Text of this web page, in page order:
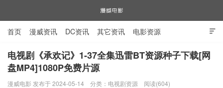
漫威电影

首页 漫威资讯 DC资讯 其它资讯 电影资源
电视剧资源 漫威图片
电视剧《承欢记》1-37全集迅雷BT资源种子下载[网
盘MP4]1080P免费片源
漫威电影 发布于 2024-05-14 分类： 电视剧资源 阅读(604)